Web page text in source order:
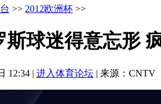
>> 2012欧洲杯 >>
球迷得意忘形
12:34 | 进入体育论坛 | 来源：CNTV